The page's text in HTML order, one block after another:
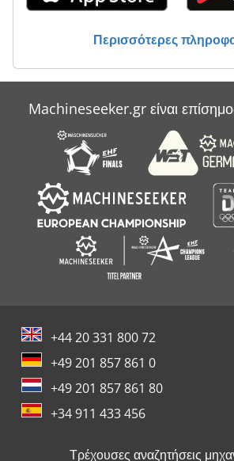
Περισσότερες
Machineseeker.gr είναι
+44 20 331 800 72
+49 201 857 861 0
+49 201 857 861 80
+34 911 433 456
Τρέχουσες αναζητήσεις